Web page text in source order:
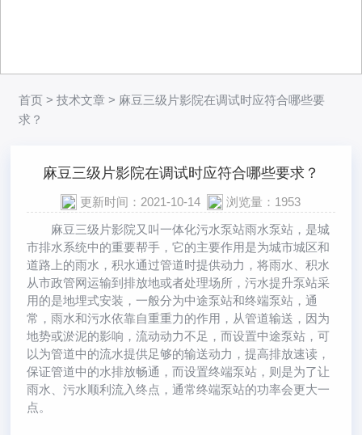
首页 >技术文章 > 麻豆三级片影院在调试时应符合哪些要
求？
麻豆三级片影院在调试时应符合哪些要求？
更新时间：2021-10-14
浏览量：1953
麻豆三级片影院又叫一体化污水泵站雨水泵站，是城
市排水系统中的重要帮手，它的主要作用是为城市城区和
道路上的雨水，积水通过管道时提供动力，将雨水、积水
从市政管网运输到排放地或者处理场所，污水提升泵站采
用的是地埋式安装，一般分为中途泵站和终端泵站，通
常，雨水和污水依靠自重重力的作用，从管道输送，因为
地势或淤泥的影响，流动动力不足，而设置中途泵站，可
以为管道中的流水提供足够的输送动力，提高排放速读，
保证管道中的水排放畅通，而设置终端泵站，则是为了让
雨水、污水顺利流入终点，通常终端泵站的功率会更大一
点。